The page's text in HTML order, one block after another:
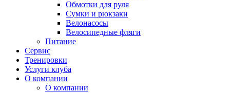
Обмотки для руля
Сумки и рюкзаки
Велонасосы
Велосипедные фляги
Питание
Сервис
Тренировки
Услуги клуба
О компании
О компании